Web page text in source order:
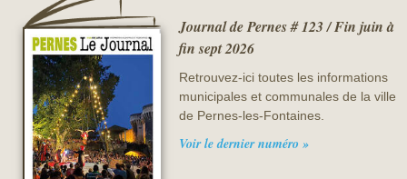
Journal de Pernes # 123 / Fin juin à
fin sept 2026
Retrouvez-ici toutes les informations
municipales et communales de la ville
de Pernes-les-Fontaines.
Voir le dernier numéro »